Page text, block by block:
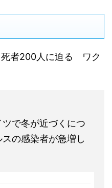
死者200人に迫る ワク
で冬が近づくにつ
の感染者が急増し